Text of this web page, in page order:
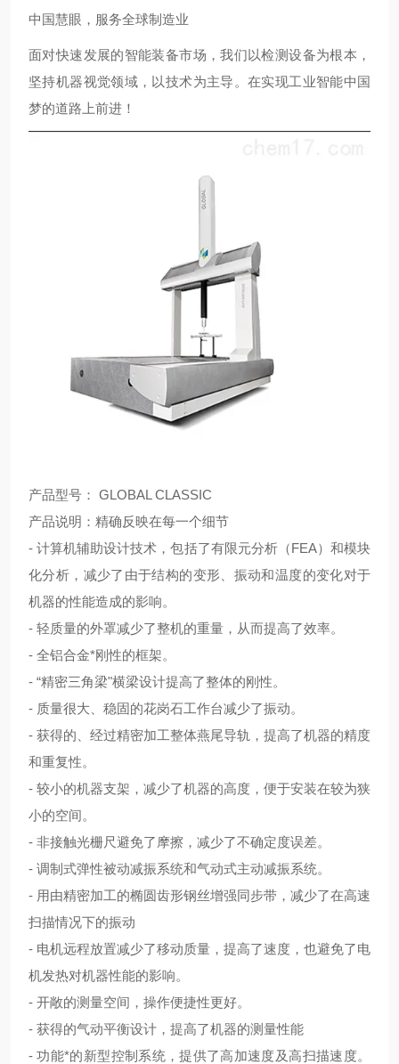
中国慧眼，服务全球制造业
面对快速发展的智能装备市场，我们以检测设备为根本，
坚持机器视觉领域，以技术为主导。在实现工业智能中国
梦的道路上前进！
产品型号： GLOBAL CLASSIC
产品说明： 精确反映在每一个细节
-计算机辅助设计技术，包括了有限元分析（FEA） 和模块
化分析，减少了由于结构的变形、振动和温度的变化对于
机器的性能造成的影响。
- 轻质量的外罩减少了整机的重量，从而提高了效率。
- 全铝合金*刚性的框架。
- “精密三角梁"横梁设计提高了整体的刚性。
- 质量很大、稳固的花岗石工作台减少了振动。
- 获得的、经过精密加工整体燕尾导轨，提高了机器的精度
和重复性。
- 较小的机器支架，减少了机器的高度，便于安装在较为狭
小的空间。
- 非接触光栅尺避免了摩擦，减少了不确定度误差。
- 调制式弹性被动减振系统和气动式主动减振系统。
- 用由精密加工的椭圆齿形钢丝增强同步带，减少了在高速
扫描情况下的振动
- 电机远程放置减少了移动质量，提高了速度，也避免了电
机发热对机器性能的影响。
- 开敞的测量空间，操作便捷性更好。
- 获得的气动平衡设计，提高了机器的测量性能
-功能*的新型控制系统，提供了高加速度及高扫描速度。